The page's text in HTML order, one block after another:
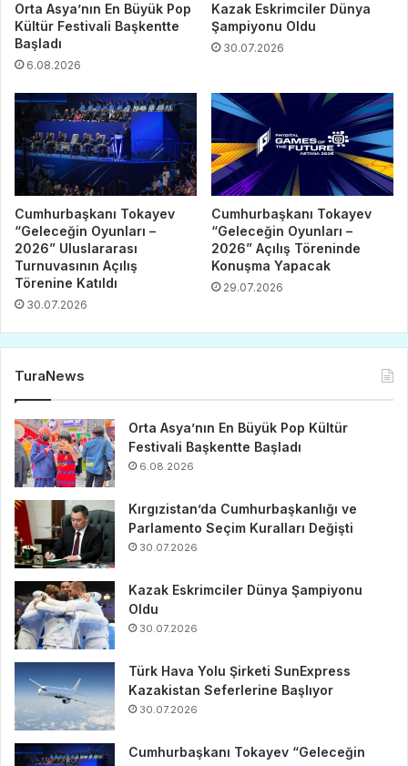
Orta Asya’nın En Büyük Pop
Kültür Festivali Başkentte
Başladı
6.08.2026
Kazak Eskrimciler Dünya
Şampiyonu Oldu
30.07.2026
Cumhurbaşkanı Tokayev
“Geleceğin Oyunları –
2026” Uluslararası
Turnuvasının Açılış
Törenine Katıldı
30.07.2026
Cumhurbaşkanı Tokayev
“Geleceğin Oyunları –
2026” Açılış Töreninde
Konuşma Yapacak
29.07.2026
TuraNews
Orta Asya’nın En Büyük Pop Kültür
Festivali Başkentte Başladı
6.08.2026
Kırgızistan’da Cumhurbaşkanlığı ve
Parlamento Seçim Kuralları Değişti
30.07.2026
Kazak Eskrimciler Dünya Şampiyonu
Oldu
30.07.2026
Türk Hava Yolu Şirketi SunExpress
Kazakistan Seferlerine Başlıyor
30.07.2026
Cumhurbaşkanı Tokayev “Geleceğin